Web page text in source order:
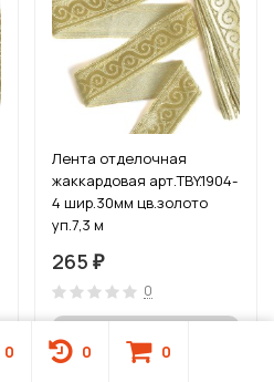
Лента отделочная
жаккардовая арт.TBY.1904-
4 шир.30мм цв.золото
уп.7,3 м
265 ₽
0
0 0 0